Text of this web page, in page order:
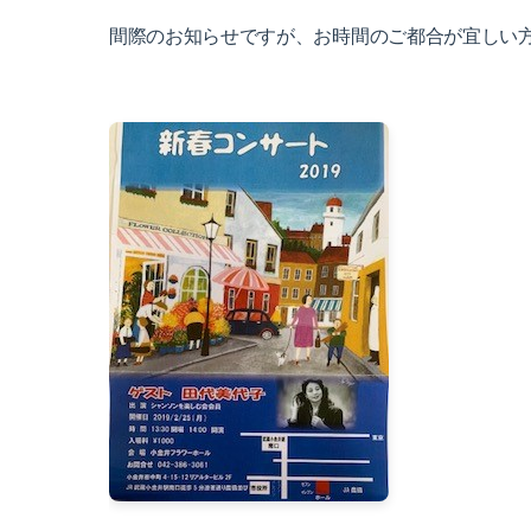
間際のお知らせですが、 お時間のご都合が宜しい